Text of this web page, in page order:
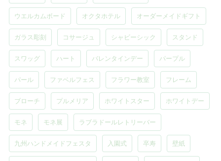
ウエルカムボード オクタホテル オーダーメイドギフト
ガラス彫刻 コサージュ シャビーシック スタンド
スワッグ ハート バレンタインデー パープル
パール ファベルフェス フラワー教室 フレーム
ブローチ プルメリア ホワイトスター ホワイトデー
モネ モネ展 ラブラドールレトリーバー
九州ハンドメイドフェスタ 入園式 卒寿 壁紙